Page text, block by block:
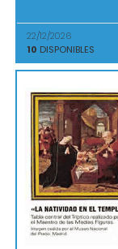
22/12/2026
10 DISPONIBLES